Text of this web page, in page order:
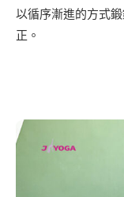
以循序漸進的方式
正。